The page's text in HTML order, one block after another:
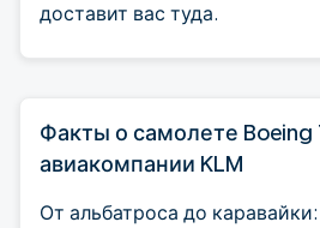
доставит вас туда.
Факты о самолете
авиакомпании KLM
От альбатроса до